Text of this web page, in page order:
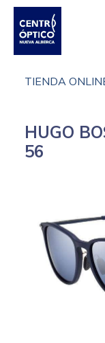
TIENDA
HUGO
56